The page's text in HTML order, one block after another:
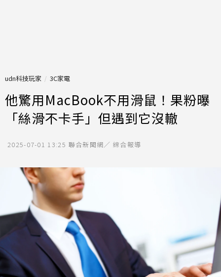
udn科技玩家 3C家電
他驚用MacBook不用滑鼠！果粉曝
「絲滑不卡手」但遇到它沒轍
2025-07-01 13:25 聯合新聞網／ 綜合報導